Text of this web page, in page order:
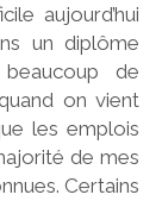
aujourd’hui
un diplôme
de
on vient
les emplois
de mes
Certains